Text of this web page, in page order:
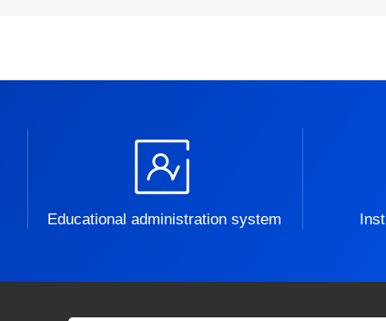
Educational administration system